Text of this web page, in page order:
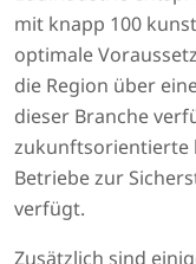
mit knapp 100
optimale
die Region über
dieser Branche
zukunftsorientierte
Betriebe zur
verfügt.
Zusätzlich sind